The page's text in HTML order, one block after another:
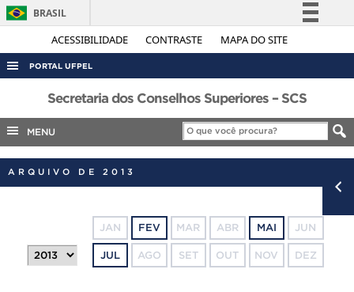
ACESSIBILIDADE CONTRASTE MAPA DO SITE
BRASIL
Simplifique!
Acesso à informação
Legislação
Canais
PORTAL UFPEL
ACESSO À INFORMAÇÃO
AUDITORIA
COBALTO
CONCURSOS
OUVIDORIA
Secretaria dos Conselhos Superiores – SCS
MENU
ARQUIVO DE 2013
JAN FEV MAR ABR MAI JUN
JUL AGO SET OUT NOV DEZ